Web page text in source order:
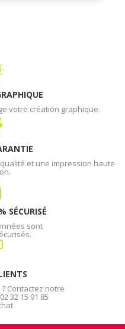
votre création graphique.
et une impression haute
SÉCURISÉ
sont
Contactez notre
32 15 91 85